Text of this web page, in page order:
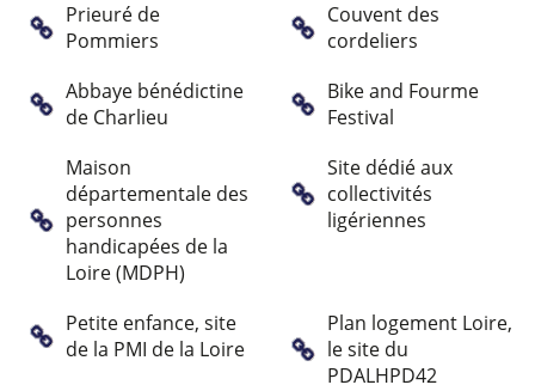
Prieuré de
Pommiers
Couvent des
cordeliers
Abbaye bénédictine
de Charlieu
Bike and Fourme
Festival
Maison
départementale des
personnes
handicapées de la
Loire (MDPH)
Site dédié aux
collectivités
ligériennes
Petite enfance, site
de la PMI de la Loire
Plan logement Loire,
le site du
PDALHPD42